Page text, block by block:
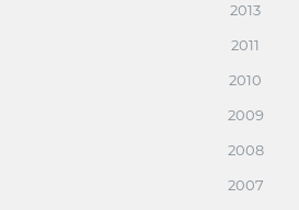
2013
2011
2010
2009
2008
2007